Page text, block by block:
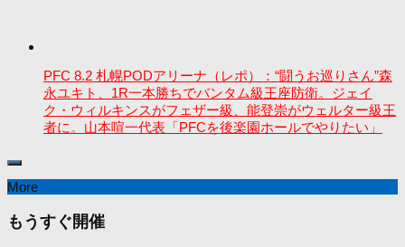
PFC 8.2 札幌PODアリーナ（レポ）：“闘うお巡りさん”森
永ユキト、1R一本勝ちでバンタム級王座防衛。ジェイ
ク・ウィルキンスがフェザー級、能登崇がウェルター級王
者に。山本喧一代表「PFCを後楽園ホールでやりたい」
More
もうすぐ開催